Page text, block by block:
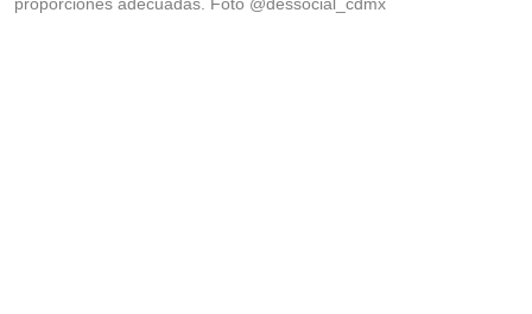
proporciones adecuadas. Foto @dessocial_cdmx